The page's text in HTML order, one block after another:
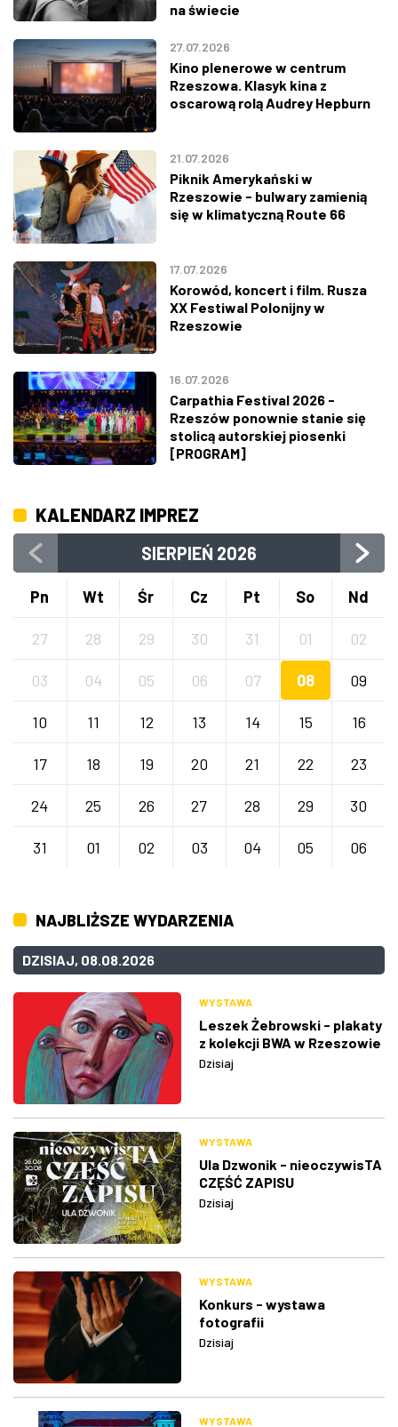
na świecie
27.07.2026
Kino plenerowe w centrum
Rzeszowa. Klasyk kina z
oscarową rolą Audrey Hepburn
21.07.2026
Piknik Amerykański w
Rzeszowie - bulwary zamienią
się w klimatyczną Route 66
17.07.2026
Korowód, koncert i film. Rusza
XX Festiwal Polonijny w
Rzeszowie
16.07.2026
Carpathia Festival 2026 -
Rzeszów ponownie stanie się
stolicą autorskiej piosenki
[PROGRAM]
KALENDARZ IMPREZ
SIERPIEŃ 2026
Pn Wt Śr Cz Pt So Nd
27 28 29 30 31 01 02
03 04 05 06 07 08 09
10 11 12 13 14 15 16
17 18 19 20 21 22 23
24 25 26 27 28 29 30
31 01 02 03 04 05 06
NAJBLIŻSZE WYDARZENIA
DZISIAJ, 08.08.2026
WYSTAWA
Leszek Żebrowski - plakaty
z kolekcji BWA w Rzeszowie
Dzisiaj
WYSTAWA
Ula Dzwonik - nieoczywisTA
CZĘŚĆ ZAPISU
Dzisiaj
WYSTAWA
Konkurs - wystawa
fotografii
Dzisiaj
WYSTAWA